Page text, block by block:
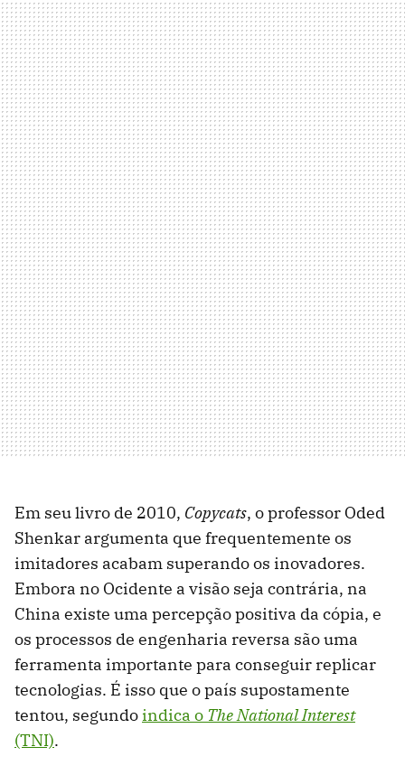
Em seu livro de 2010, Copycats, o professor Oded
Shenkar argumenta que frequentemente os
imitadores acabam superando os inovadores.
Embora no Ocidente a visão seja contrária, na
China existe uma percepção positiva da cópia, e
os processos de engenharia reversa são uma
ferramenta importante para conseguir replicar
tecnologias. É isso que o país supostamente
tentou, segundoindica o The National Interest
(TNI).